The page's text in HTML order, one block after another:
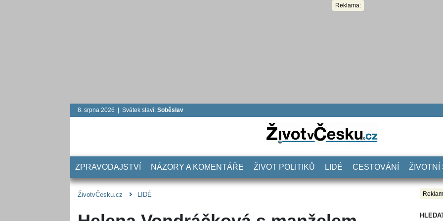
Reklama:
8. srpna 2026 | Svátek slaví: Soběslav
ZPRAVODAJSTVÍ NÁZORY A KOMENTÁŘE ŽIVOT POLITIKŮ LIDÉ CESTOVÁNÍ ŽIVOTNÍ
ŽivotvČesku.cz LIDÉ